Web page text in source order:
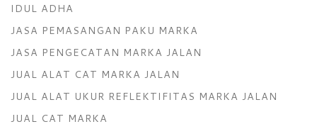
IDUL ADHA
JASA PEMASANGAN PAKU MARKA
JASA PENGECATAN MARKA JALAN
JUAL ALAT CAT MARKA JALAN
JUAL ALAT UKUR REFLEKTIFITAS MARKA JALAN
JUAL CAT MARKA